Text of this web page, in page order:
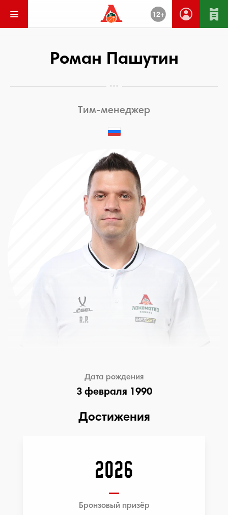
12+
Роман Пашутин
Тим-менеджер
Дата рождения
3 февраля 1990
Достижения
2026
Бронзовый призёр